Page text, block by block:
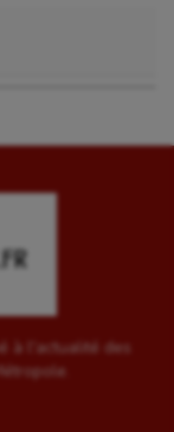
à l'actualité des